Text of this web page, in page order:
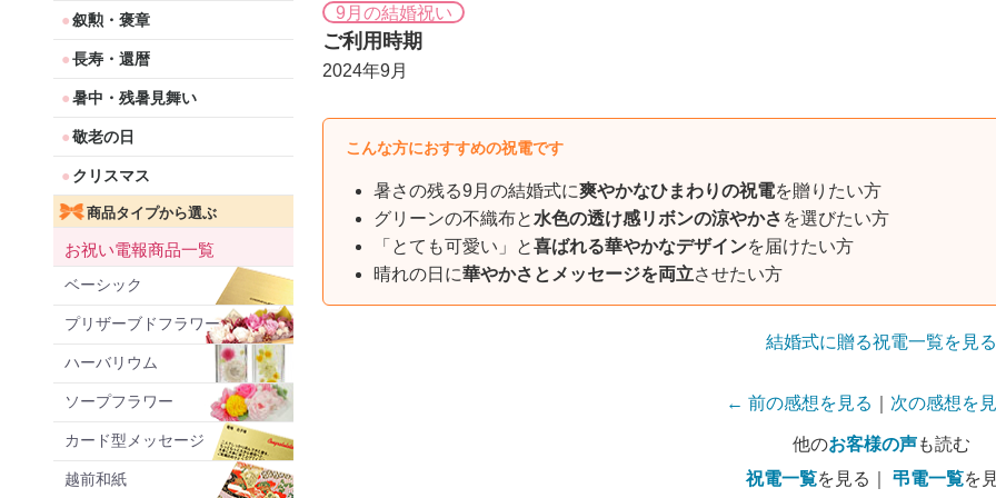
叙勲・褒章
長寿・還暦
暑中・残暑見舞い
敬老の日
クリスマス
商品タイプから選ぶ
お祝い電報商品一覧
ベーシック
プリザーブドフラワー
ハーバリウム
ソープフラワー
カード型メッセージ
越前和紙
9月の結婚祝い
ご利用時期
2024年9月
こんな方におすすめの祝電です
暑さの残る9月の結婚式に爽やかなひまわりの祝電を贈りたい方
グリーンの不織布と 水色の透け感リボンの涼やかさ を選びたい方
「とても可愛い」と喜ばれる華やかなデザインを届けたい方
晴れの日に華やかさとメッセージを両立させたい方
結婚式に贈る祝電一覧を見る
← 前の感想を見る 次の感想を
他のお客様の声も読む
祝電一覧を見る｜ 弔電一覧を